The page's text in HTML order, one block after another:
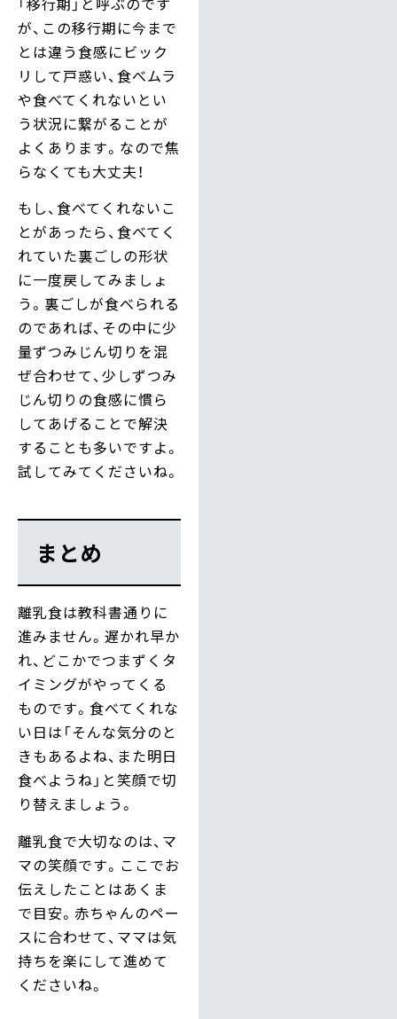
が、この移行期に今まで
とは違う食感にビック
リして戸惑い、食べムラ
や食べてくれないとい
う状況に繋がることが
よくあります。なので焦
らなくても大丈夫！
もし、食べてくれないこ
とがあったら、食べてく
れていた裏ごしの形状
に一度戻してみましょ
う。裏ごしが食べられる
のであれば、その中に少
量ずつみじん切りを混
ぜ合わせて、少しずつみ
じん切りの食感に慣ら
してあげることで解決
することも多いですよ。
試してみてくださいね。
まとめ
離乳食は教科書通りに
進みません。遅かれ早か
れ、どこかでつまずくタ
イミングがやってくる
ものです。食べてくれな
い日は「そんな気分のと
きもあるよね、また明日
食べようね」と笑顔で切
り替えましょう。
離乳食で大切なのは、マ
マの笑顔です。ここでお
伝えしたことはあくま
で目安。赤ちゃんのペー
スに合わせて、ママは気
持ちを楽にして進めて
くださいね。